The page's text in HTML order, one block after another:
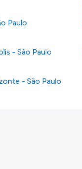
Paulo
- São Paulo
- São Paulo